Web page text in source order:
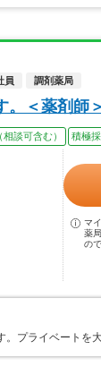
員 調剤薬局
。＜薬剤師
談可含む） 積極
マ
薬
の
プライベートを